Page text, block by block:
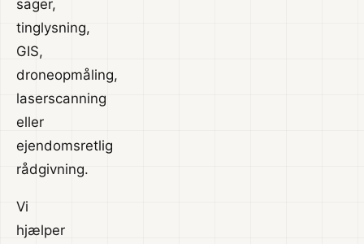
sager,
tinglysning,
GIS,
droneopmåling,
laserscanning
eller
ejendomsretlig
rådgivning.
Vi
hjælper